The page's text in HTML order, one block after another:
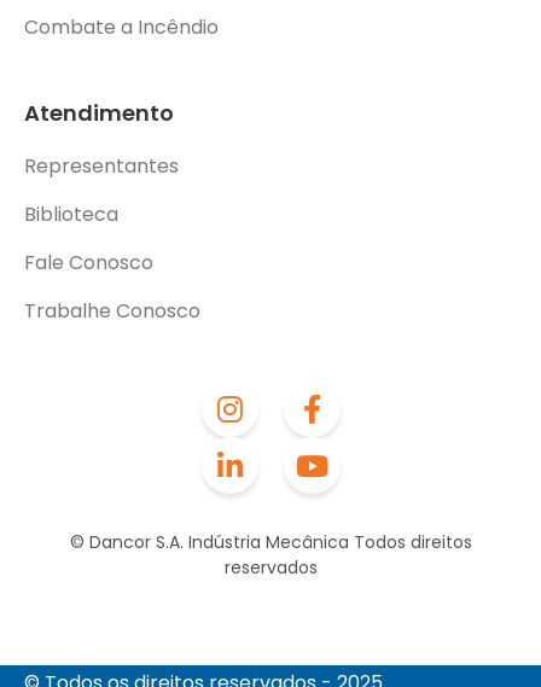
© Dancor S.A. Indústria Mecânica Todos direitos
reservados
Combate a Incêndio
Atendimento
Representantes
Biblioteca
Fale Conosco
Trabalhe Conosco